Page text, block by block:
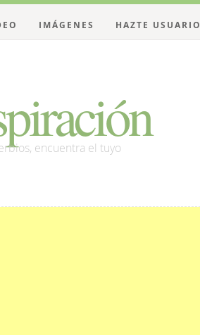
encuentra el tuyo
IMÁGENES HAZTE USUARIO